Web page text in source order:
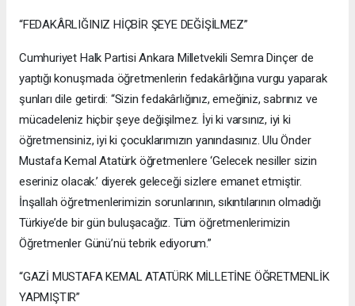
“FEDAKÂRLIĞINIZ HİÇBİR ŞEYE DEĞİŞİLMEZ”
Cumhuriyet Halk Partisi Ankara Milletvekili Semra Dinçer de
yaptığı konuşmada öğretmenlerin fedakârlığına vurgu yaparak
şunları dile getirdi: “Sizin fedakârlığınız, emeğiniz, sabrınız ve
mücadeleniz hiçbir şeye değişilmez. İyi ki varsınız, iyi ki
öğretmensiniz, iyi ki çocuklarımızın yanındasınız. Ulu Önder
Mustafa Kemal Atatürk öğretmenlere ‘Gelecek nesiller sizin
eseriniz olacak.’ diyerek geleceği sizlere emanet etmiştir.
İnşallah öğretmenlerimizin sorunlarının, sıkıntılarının olmadığı
Türkiye’de bir gün buluşacağız. Tüm öğretmenlerimizin
Öğretmenler Günü’nü tebrik ediyorum.”
“GAZİ MUSTAFA KEMAL ATATÜRK MİLLETİNE ÖĞRETMENLİK
YAPMIŞTIR”